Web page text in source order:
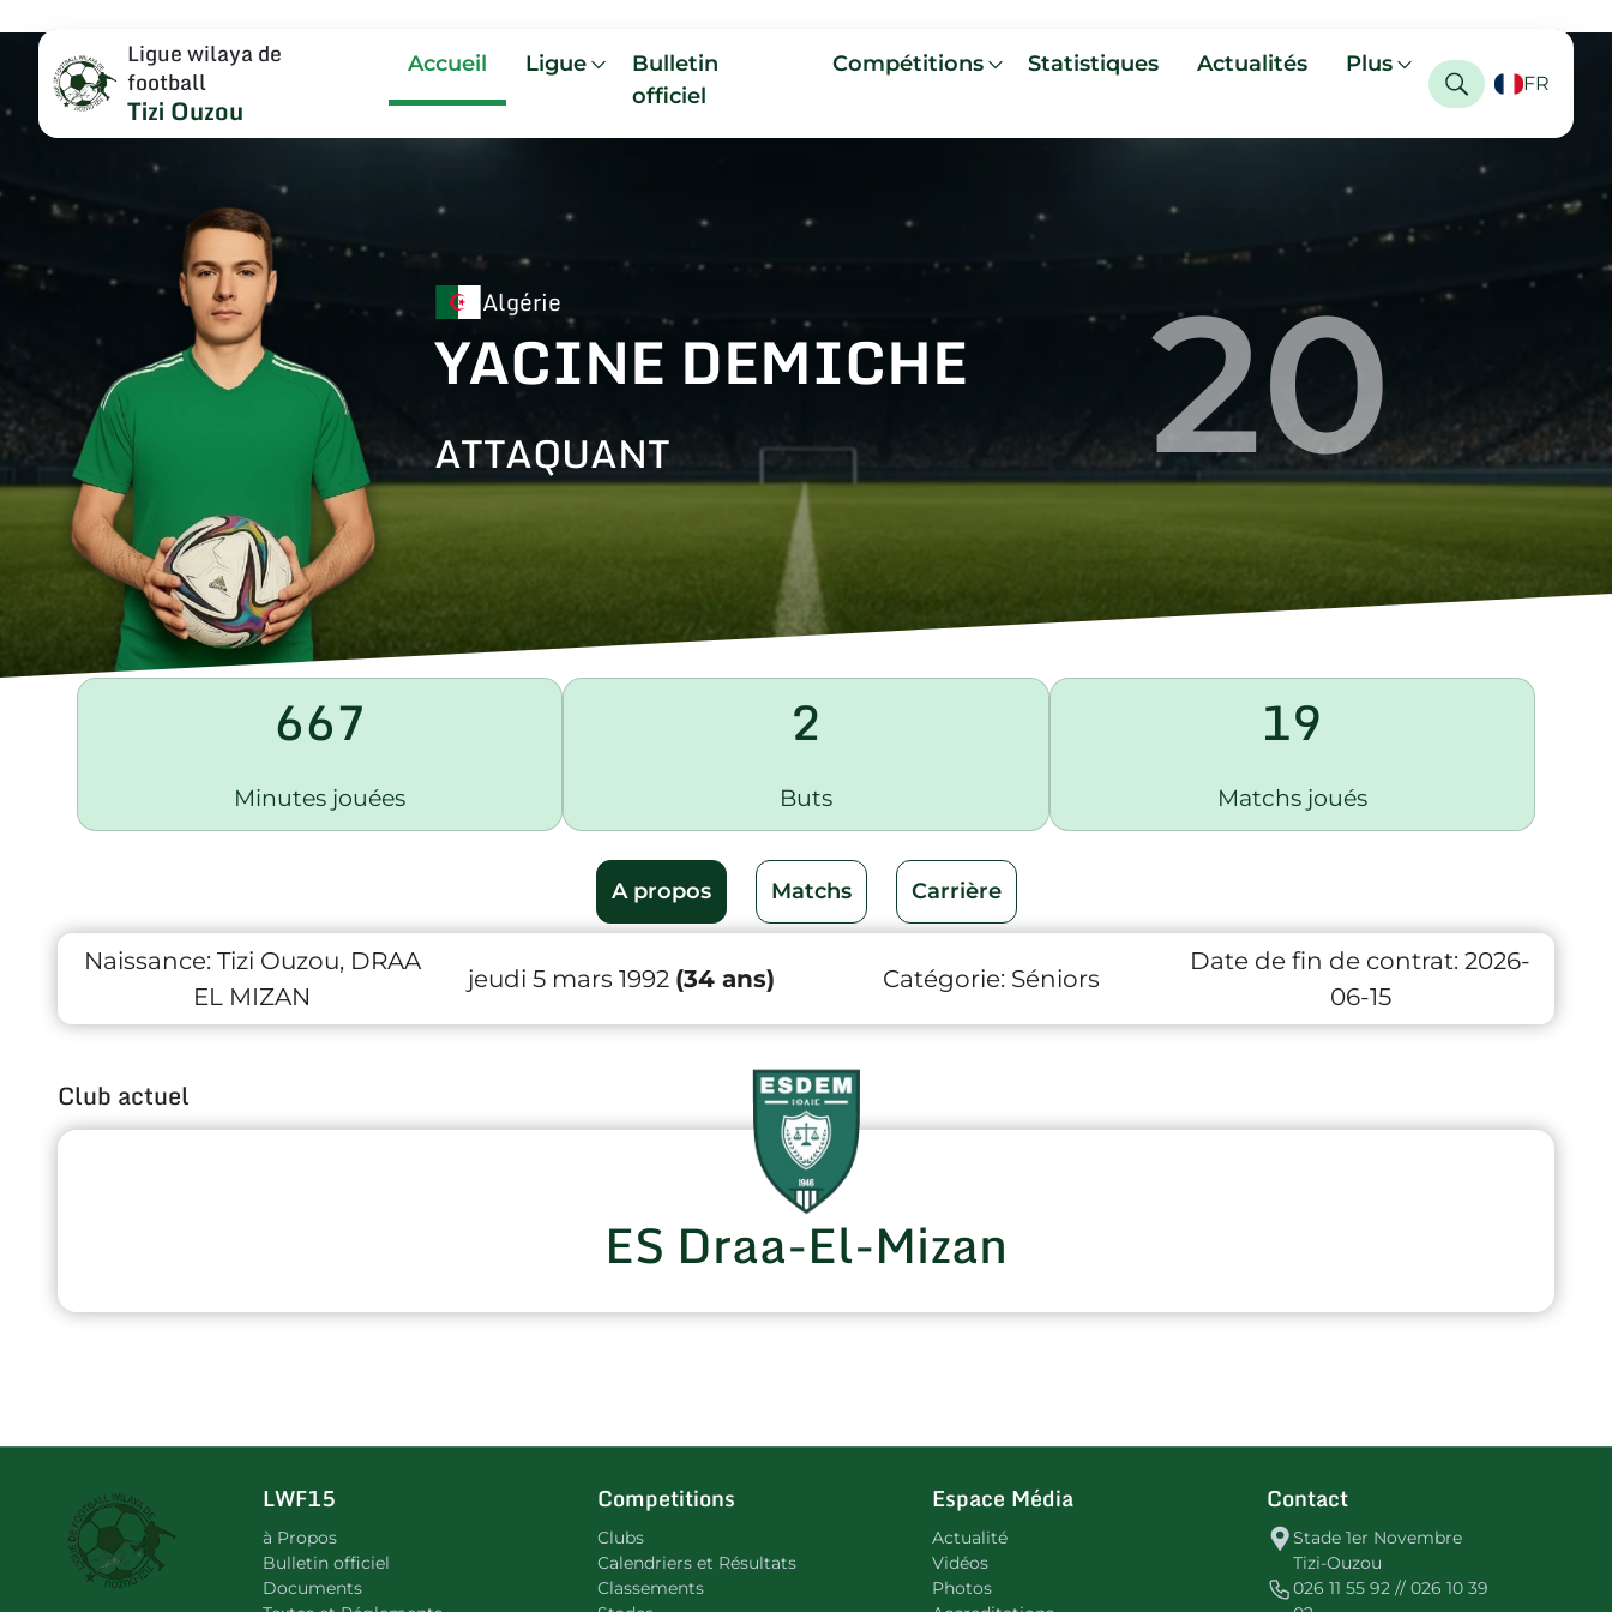
Ligue wilaya de
football
Tizi Ouzou
Accueil Ligue
Bulletin
officiel
Compétitions Statistiques Actualités Plus
FR
Algérie
YACINE DEMICHE
ATTAQUANT 20
667
Minutes jouées
2
Buts
19
Matchs joués
A propos Matchs Carrière
Naissance: Tizi Ouzou, DRAA
EL MIZAN
jeudi 5 mars 1992 (34 ans) Catégorie: Séniors
Date de fin de contrat: 2026-
06-15
Club actuel
ES Draa-El-Mizan
LWF15
à Propos
Bulletin officiel
Documents
Competitions
Clubs
Calendriers et Résultats
Classements
Espace Média
Actualité
Vidéos
Photos
Contact
Stade 1er Novembre
Tizi-Ouzou
026 11 55 92 // 026 10 39